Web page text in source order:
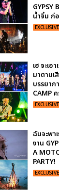
GYPSY
น้ำจิ้ม ก่
EXCLUSIVE
เฮ จะเอ
มาตามเ
บรรยาก
CAMP
EXCLUSIVE
ฉันจะพา
งาน
A
PARTY!
EXCLUSIVE